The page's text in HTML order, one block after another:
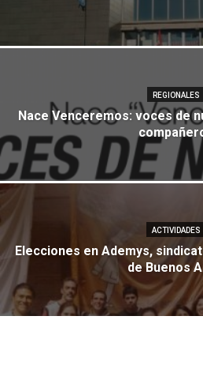
REGIONALES
Nace Venceremos: voces de
ACTIVIDADES
Elecciones en Ademys,
de Buenos